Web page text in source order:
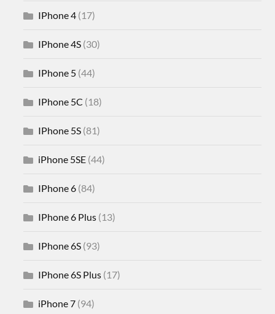
IPhone 4 (17)
IPhone 4S (30)
IPhone 5 (44)
IPhone 5C (18)
IPhone 5S (81)
iPhone 5SE (44)
IPhone 6 (84)
IPhone 6 Plus (13)
IPhone 6S (93)
IPhone 6S Plus (17)
iPhone 7 (94)